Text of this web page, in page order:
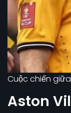
Cuộc chiến
Aston